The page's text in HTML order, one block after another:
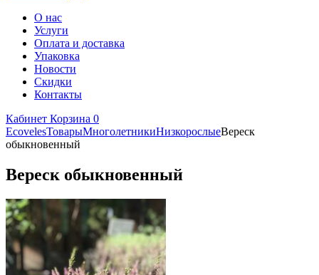
О нас
Услуги
Оплата и доставка
Упаковка
Новости
Скидки
Контакты
Кабинет Корзина 0
EcovelesТоварыМноголетникиНизкорослыеВереск
обыкновенный
Вереск обыкновенный